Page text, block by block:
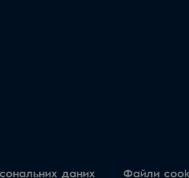
даних Файли